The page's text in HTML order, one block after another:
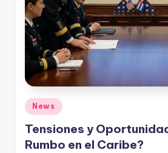
Publicado
en
News
Tensiones y
Rumbo en el Caribe?